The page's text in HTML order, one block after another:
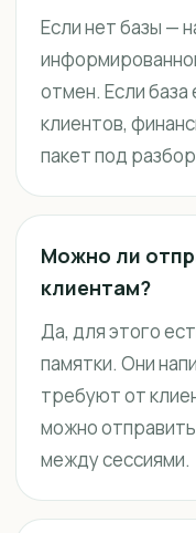
Если нет базы —
отмен. Если
клиентов,
пакет под
Можно ли
клиентам?
Да, для этого
памятки. Они
требуют от
можно
между сессиями.